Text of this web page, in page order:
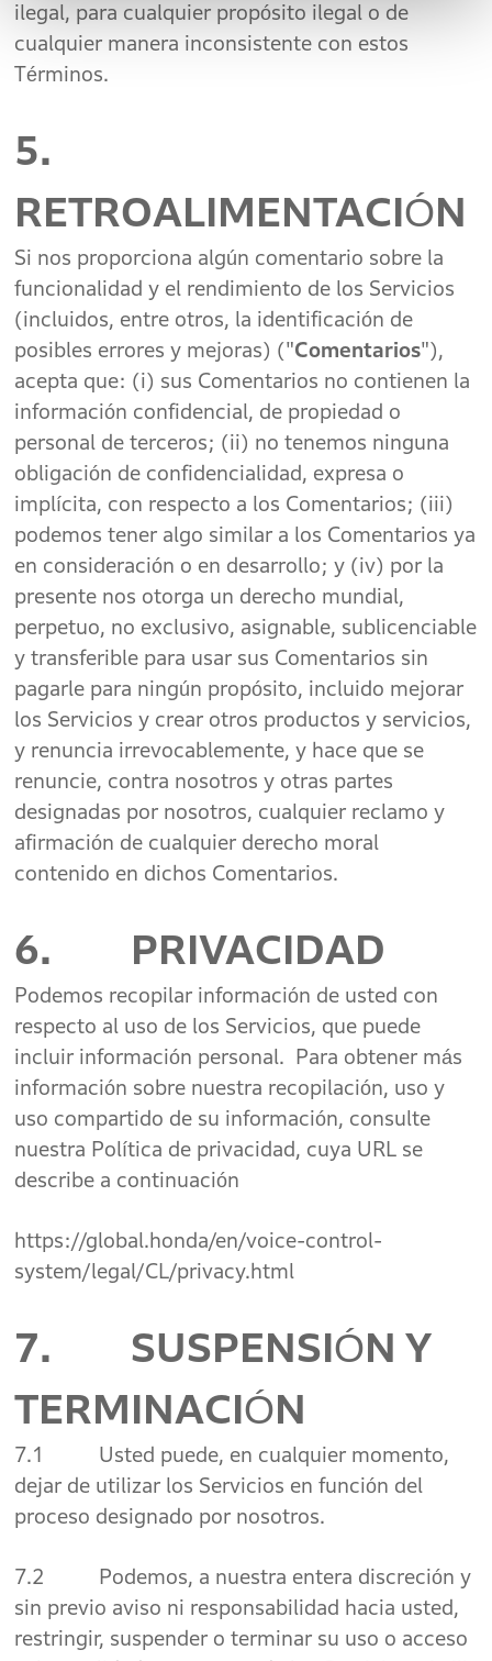
ilegal, para cualquier propósito ilegal o de
cualquier manera inconsistente con estos
Términos.
5.
RETROALIMENTACIÓN
Si nos proporciona algún comentario sobre la
funcionalidad y el rendimiento de los Servicios
(incluidos, entre otros, la identificación de
posibles errores y mejoras) ("Comentarios"),
acepta que: (i) sus Comentarios no contienen la
información confidencial, de propiedad o
personal de terceros; (ii) no tenemos ninguna
obligación de confidencialidad, expresa o
implícita, con respecto a los Comentarios; (iii)
podemos tener algo similar a los Comentarios ya
en consideración o en desarrollo; y (iv) por la
presente nos otorga un derecho mundial,
perpetuo, no exclusivo, asignable, sublicenciable
y transferible para usar sus Comentarios sin
pagarle para ningún propósito, incluido mejorar
los Servicios y crear otros productos y servicios,
y renuncia irrevocablemente, y hace que se
renuncie, contra nosotros y otras partes
designadas por nosotros, cualquier reclamo y
afirmación de cualquier derecho moral
contenido en dichos Comentarios.
6. PRIVACIDAD
Podemos recopilar información de usted con
respecto al uso de los Servicios, que puede
incluir información personal. Para obtener más
información sobre nuestra recopilación, uso y
uso compartido de su información, consulte
nuestra Política de privacidad, cuya URL se
describe a continuación
https://global.honda/en/voice-control-
system/legal/CL/privacy.html
7. SUSPENSIÓN Y
TERMINACIÓN
7.1 Usted puede, en cualquier momento,
dejar de utilizar los Servicios en función del
proceso designado por nosotros.
7.2 Podemos, a nuestra entera discreción y
sin previo aviso ni responsabilidad hacia usted,
restringir, suspender o terminar su uso o acceso